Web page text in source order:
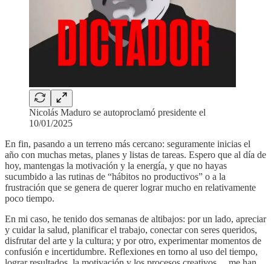
Nicolás Maduro se autoproclamó presidente el
10/01/2025
En fin, pasando a un terreno más cercano: seguramente inicias el
año con muchas metas, planes y listas de tareas. Espero que al día de
hoy, mantengas la motivación y la energía, y que no hayas
sucumbido a las rutinas de “hábitos no productivos” o a la
frustración que se genera de querer lograr mucho en relativamente
poco tiempo.
En mi caso, he tenido dos semanas de altibajos: por un lado, apreciar
y cuidar la salud, planificar el trabajo, conectar con seres queridos,
disfrutar del arte y la cultura; y por otro, experimentar momentos de
confusión e incertidumbre. Reflexiones en torno al uso del tiempo,